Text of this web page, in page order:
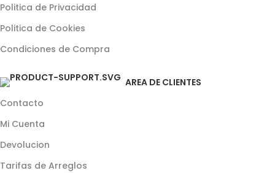
AREA DE CLIENTES
Contacto
Mi Cuenta
Devolucion
Tarifas de Arreglos
Politica de Privacidad
Politica de Cookies
Condiciones de Compra